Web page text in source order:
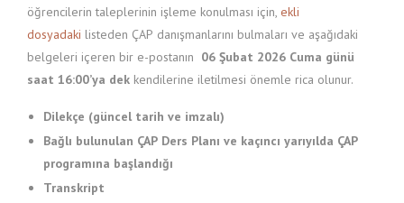
öğrencilerin taleplerinin işleme konulması için, ekli
dosyadaki listeden ÇAP danışmanlarını bulmaları ve aşağıdaki
belgeleri içeren bir e-postanın 06 Şubat 2026 Cuma günü
saat 16:00’ya dek kendilerine iletilmesi önemle rica olunur.
Dilekçe (güncel tarih ve imzalı)
Bağlı bulunulan ÇAP Ders Planı ve kaçıncı yarıyılda ÇAP
programına başlandığı
Transkript